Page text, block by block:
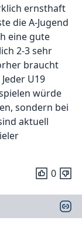
ernsthaft
die A-Jugend
eine gute
2-3 sehr
braucht
U19
würde
sondern bei
aktuell
0